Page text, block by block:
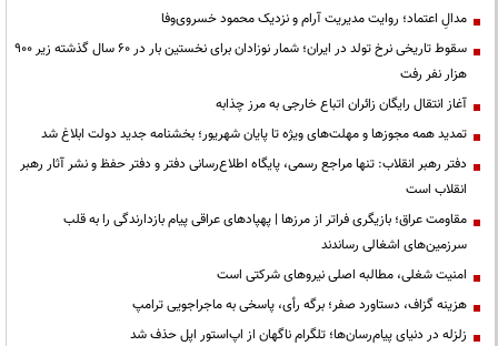
مدالِ اعتماد؛ روایت مدیریت آرام و نزدیک محمود خسروی‌وفا
سقوط تاریخی نرخ تولد در ایران؛ شمار نوزادان برای نخستین بار در ۶۰ سال گذشته زیر ۹۰۰
هزار نفر رفت
آغاز انتقال رایگان زائران اتباع خارجی به مرز چذابه
تمدید همه مجوزها و مهلت‌های ویژه تا پایان شهریور؛ بخشنامه جدید دولت ابلاغ شد
دفتر رهبر انقلاب: تنها مراجع رسمی، پایگاه اطلاع‌رسانی دفتر و دفتر حفظ و نشر آثار رهبر
انقلاب است
مقاومت عراق؛ بازیگری فراتر از مرزها | پهپادهای عراقی پیام بازدارندگی را به قلب
سرزمین‌های اشغالی رساندند
‌امنیت شغلی، مطالبه اصلی نیروهای شرکتی است
هزینه گزاف، دستاورد صفر؛ برگه رأی، پاسخی به ماجراجویی ترامپ
زلزله در دنیای پیام‌رسان‌ها؛ تلگرام ناگهان از اپ‌استور اپل حذف شد